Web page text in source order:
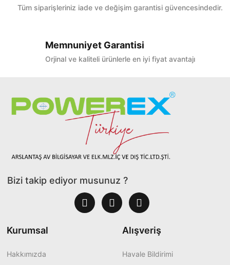
Tüm siparişleriniz iade ve değişim garantisi güvencesindedir.
Memnuniyet Garantisi
Orjinal ve kaliteli ürünlerle en iyi fiyat avantajı
Bizi takip ediyor musunuz ?
Kurumsal
Hakkımızda
Alışveriş
Havale Bildirimi